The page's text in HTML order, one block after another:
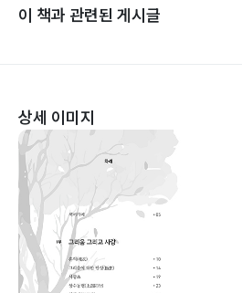
이 책과 관련된 게시글
상세 이미지